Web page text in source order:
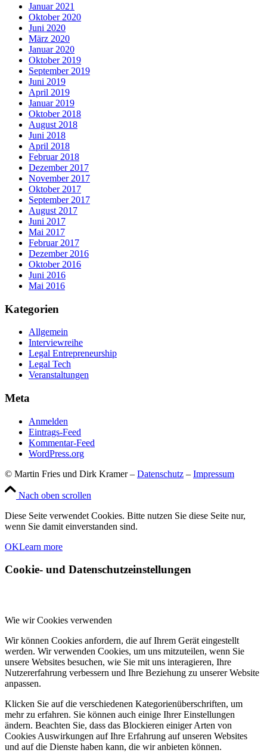
Januar 2021
Oktober 2020
Juni 2020
März 2020
Januar 2020
Oktober 2019
September 2019
Juni 2019
April 2019
Januar 2019
Oktober 2018
August 2018
Juni 2018
April 2018
Februar 2018
Dezember 2017
November 2017
Oktober 2017
September 2017
August 2017
Juni 2017
Mai 2017
Februar 2017
Dezember 2016
Oktober 2016
Juni 2016
Mai 2016
Kategorien
Allgemein
Interviewreihe
Legal Entrepreneurship
Legal Tech
Veranstaltungen
Meta
Anmelden
Eintrags-Feed
Kommentar-Feed
WordPress.org
© Martin Fries und Dirk Kramer – Datenschutz – Impressum
Nach oben scrollen
Diese Seite verwendet Cookies. Bitte nutzen Sie diese Seite nur,
wenn Sie damit einverstanden sind.
OKLearn more
Cookie- und Datenschutzeinstellungen
Wie wir Cookies verwenden
Wir können Cookies anfordern, die auf Ihrem Gerät eingestellt
werden. Wir verwenden Cookies, um uns mitzuteilen, wenn Sie
unsere Websites besuchen, wie Sie mit uns interagieren, Ihre
Nutzererfahrung verbessern und Ihre Beziehung zu unserer Website
anpassen.
Klicken Sie auf die verschiedenen Kategorienüberschriften, um
mehr zu erfahren. Sie können auch einige Ihrer Einstellungen
ändern. Beachten Sie, dass das Blockieren einiger Arten von
Cookies Auswirkungen auf Ihre Erfahrung auf unseren Websites
und auf die Dienste haben kann, die wir anbieten können.